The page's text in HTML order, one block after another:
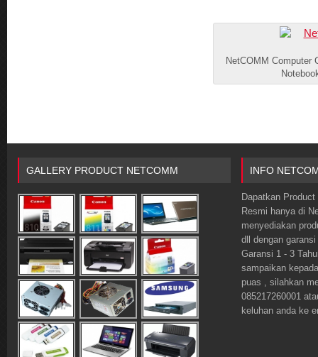
NetCOMM Computer
GALLERY PRODUCT NETCOMM INFO
Dapatkan
Resmi hanya di
menyediakan
dll dengan
Garansi 1 - 3
sampaikan
puas , silahkan
085217260001
keluhan anda ke